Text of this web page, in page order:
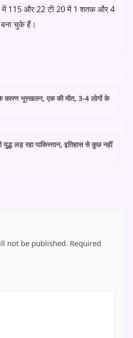
में 115 और 22 टी 20 में 1 शतक और 4
चुके हैं।
के कारण भूस्खलन, एक की मौत, 3-4 लोगों के
लड़ रहा पाकिस्तान, इतिहास से कुछ नहीं
not be published. Required